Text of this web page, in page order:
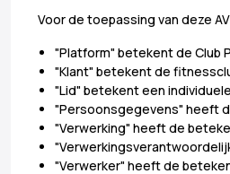
Voor de toepassing van deze
"Platform" betekent de Club
"Klant" betekent de
"Lid" betekent een
"Persoonsgegevens" heeft
"Verwerking" heeft de
"Verwerker" heeft de